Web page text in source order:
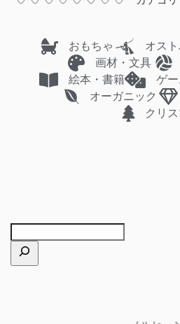
おもちゃ オス
画材・文具
絵本・書籍
ゲー
オーガニック
クリ